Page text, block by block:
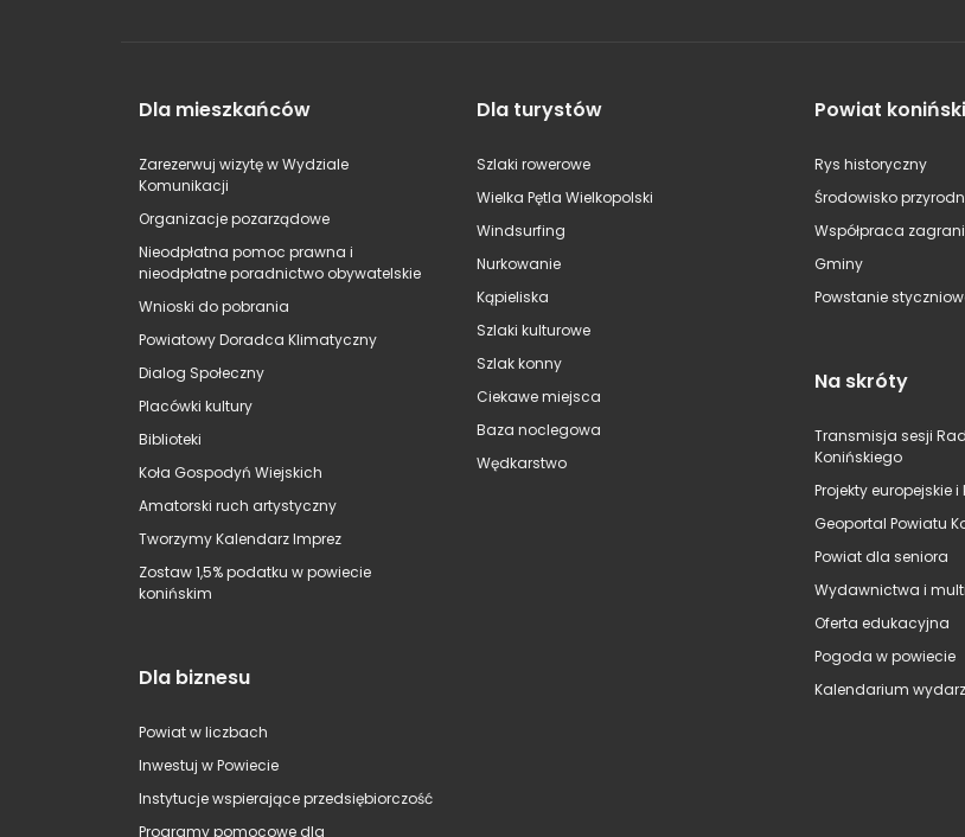
Dla mieszkańców
Zarezerwuj wizytę w Wydziale
Komunikacji
Organizacje pozarządowe
Nieodpłatna pomoc prawna i
nieodpłatne poradnictwo obywatelskie
Wnioski do pobrania
Powiatowy Doradca Klimatyczny
Dialog Społeczny
Placówki kultury
Biblioteki
Koła Gospodyń Wiejskich
Amatorski ruch artystyczny
Tworzymy Kalendarz Imprez
Zostaw 1,5% podatku w powiecie
konińskim
Dla biznesu
Powiat w liczbach
Inwestuj w Powiecie
Instytucje wspierające przedsiębiorczość
Programy pomocowe dla
Dla turystów
Szlaki rowerowe
Wielka Pętla Wielkopolski
Windsurfing
Nurkowanie
Kąpieliska
Szlaki kulturowe
Szlak konny
Ciekawe miejsca
Baza noclegowa
Wędkarstwo
Powiat koniński
Rys historyczny
Środowisko
Współpraca
Gminy
Powstanie
Na skróty
Transmisja sesji
Konińskiego
Projekty europejskie
Geoportal Powiatu
Powiat dla seniora
Wydawnictwa i
Oferta edukacyjna
Pogoda w powiecie
Kalendarium